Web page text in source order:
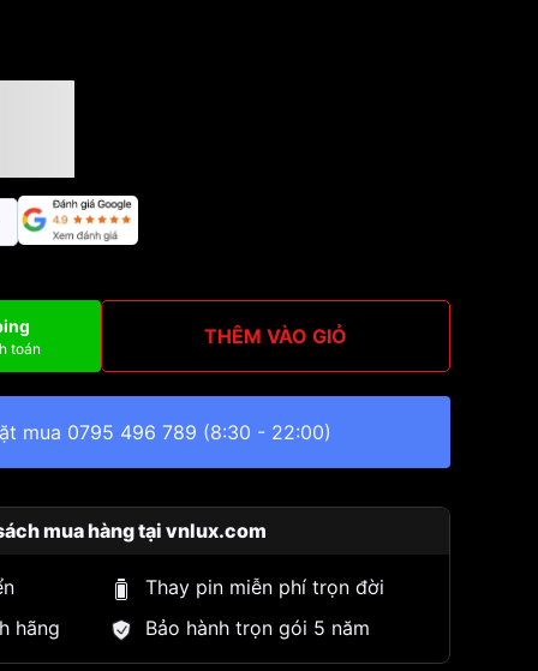
toán THÊM VÀO GIỎ
mua 0795 496 789 (8:30 - 22:00)
mua hàng tại vnlux.com
Thay pin miễn phí trọn đời
hãng
Bảo hành trọn gói 5 năm